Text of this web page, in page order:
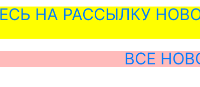
НА РАССЫЛКУ
ВСЕ